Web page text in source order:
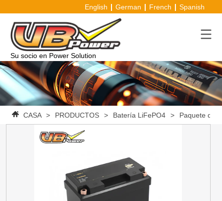
English German French Spanish
Su socio en Power Solution
CASA > PRODUCTOS > Batería LiFePO4 > Paquete de